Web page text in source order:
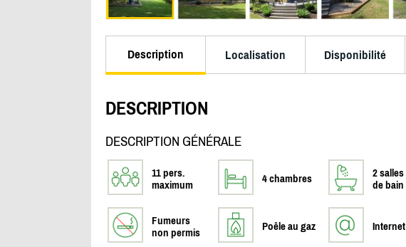
Description Localisation Disponibilité
DESCRIPTION
DESCRIPTION GÉNÉRALE
11 pers.
maximum
4 chambres
2 salles
de bain
Fumeurs
non permis
Poêle au gaz Internet